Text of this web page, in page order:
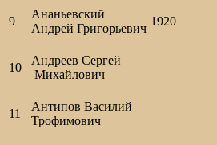
9
Ананьевский
Андрей Григорьевич
1920
10
Андреев Сергей
Михайлович
11
Антипов Василий
Трофимович